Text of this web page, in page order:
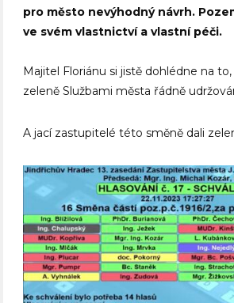
pro město nevýhodný návrh.
ve svém vlastnictví a vlastní péči.
Majitel Floriánu si jistě dohlédne na
zeleně Službami města řádně
A jací zastupitelé této směně dali